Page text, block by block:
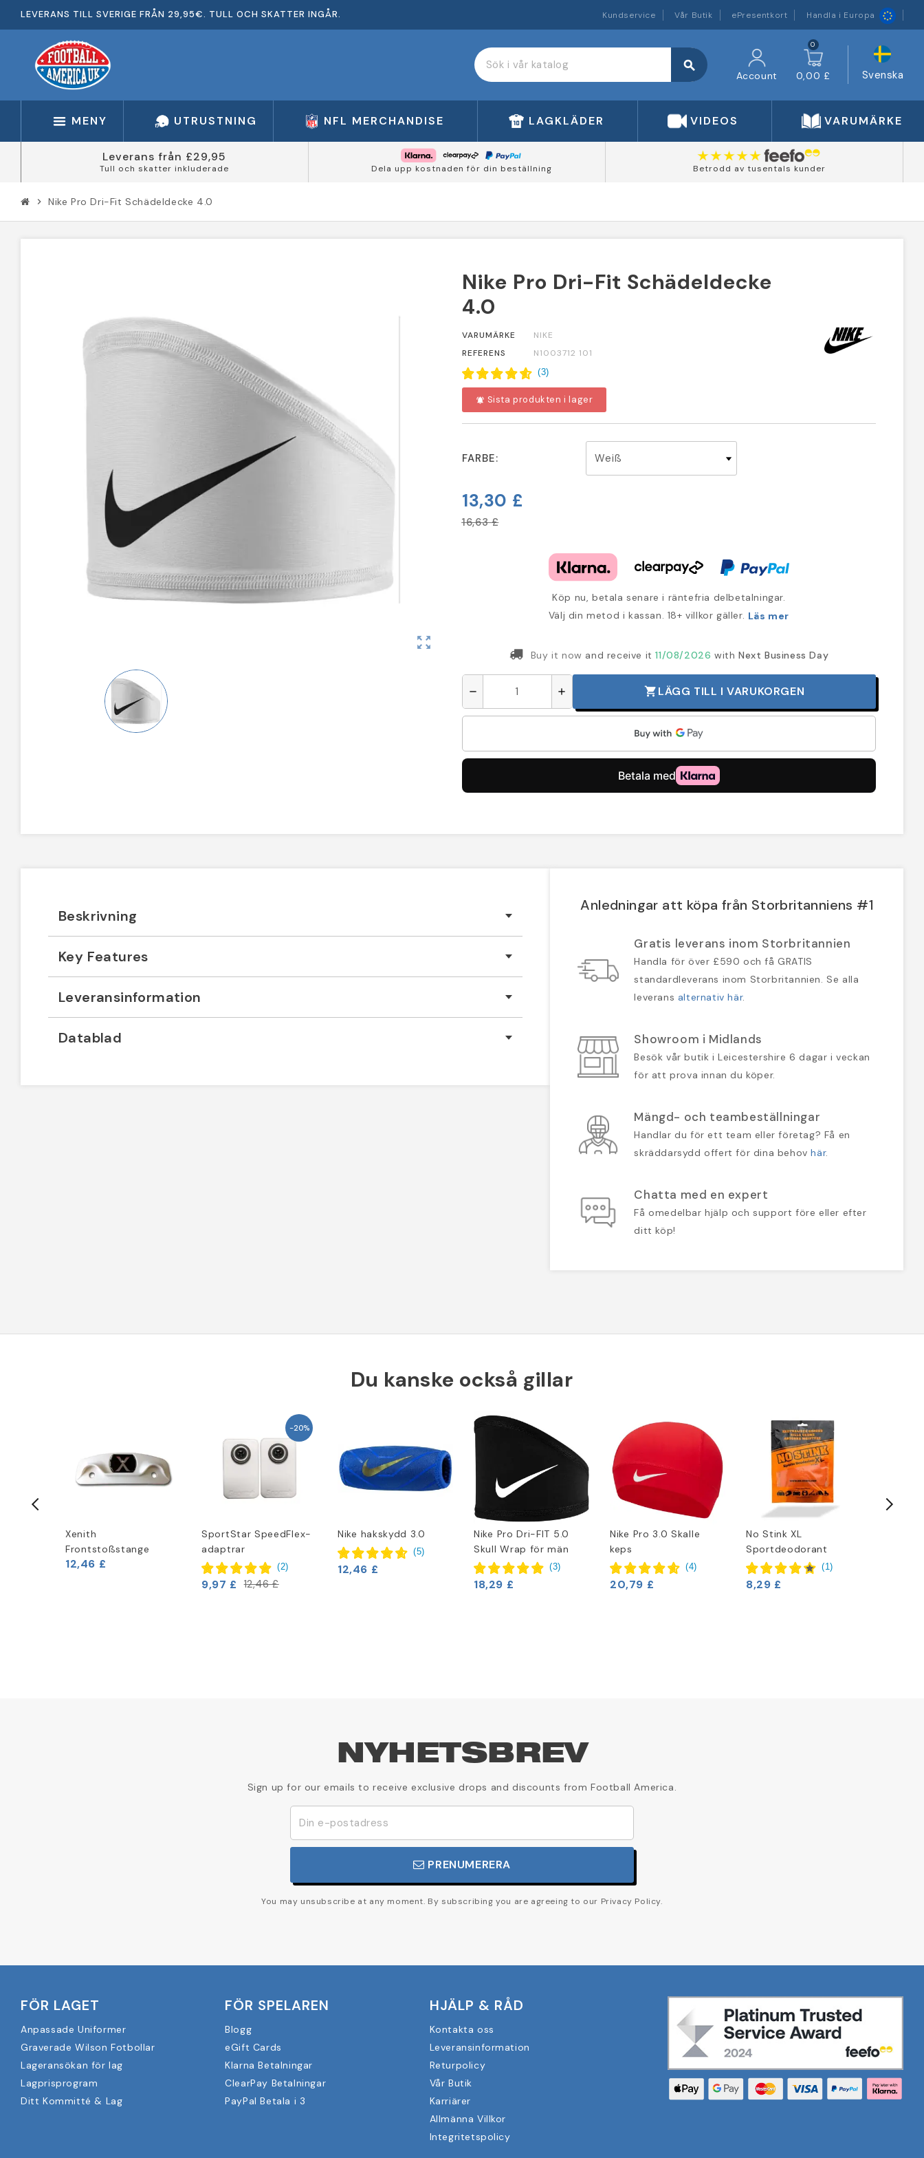
LEVERANS TILL SVERIGE FRÅN 29,95€. TULL OCH SKATTER INGÅR. Kundservice Vår Butik ePresentkort Handla i Europa
search
Account
0
0,00 £ Svenska
MENY UTRUSTNING NFL MERCHANDISE LAGKLÄDER VIDEOS VARUMÄRKEN
Leverans från £29,95
Tull och skatter inkluderade Dela upp kostnaden för din beställning Betrodd av tusentals kunder
chevron_right Nike Pro Dri-Fit Schädeldecke 4.0
zoom_out_map
Nike Pro Dri-Fit Schädeldecke
4.0
VARUMÄRKE
NIKE
REFERENS
N1003712 101
(3)
notifications_active Sista produkten i lager
FARBE:
13,30 £
16,63 £
Köp nu, betala senare i räntefria delbetalningar.
Välj din metod i kassan. 18+ villkor gäller. Läs mer
Buy it now and receive it11/08/2026 withNext Business Day
remove add shopping_cart LÄGG TILL I VARUKORGEN
Beskrivning
Key Features
Leveransinformation
Datablad
Anledningar att köpa från Storbritanniens #1
Gratis leverans inom Storbritannien
Handla för över £590 och få GRATIS
standardleverans inom Storbritannien. Se alla
leverans alternativ här.
Showroom i Midlands
Besök vår butik i Leicestershire 6 dagar i veckan
för att prova innan du köper.
Mängd- och teambeställningar
Handlar du för ett team eller företag? Få en
skräddarsydd offert för dina behovhär.
Chatta med en expert
Få omedelbar hjälp och support före eller efter
ditt köp!
Du kanske också gillar
Xenith
Frontstoßstange
12,46 £
−20%
SportStar SpeedFlex-
adaptrar
(2)
9,97 £ 12,46 £
Nike hakskydd 3.0
(5)
12,46 £
Nike Pro Dri-FIT 5.0
Skull Wrap för män
(3)
18,29 £
Nike Pro 3.0 Skalle
keps
(4)
20,79 £
No Stink XL
Sportdeodorant
(1)
8,29 £
NYHETSBREV
Sign up for our emails to receive exclusive drops and discounts from Football America.
PRENUMERERA
You may unsubscribe at any moment. By subscribing you are agreeing to our Privacy Policy.
FÖR LAGET
Anpassade Uniformer
Graverade Wilson Fotbollar
Lageransökan för lag
Lagprisprogram
Ditt Kommitté & Lag
FÖR SPELAREN
Blogg
eGift Cards
Klarna Betalningar
ClearPay Betalningar
PayPal Betala i 3
HJÄLP & RÅD
Kontakta oss
Leveransinformation
Returpolicy
Vår Butik
Karriärer
Allmänna Villkor
Integritetspolicy